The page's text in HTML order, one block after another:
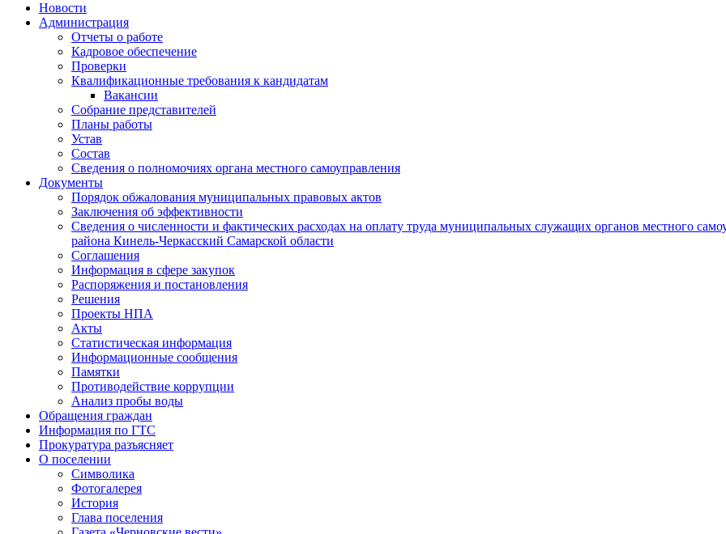
Новости
Администрация
Отчеты о работе
Кадровое обеспечение
Проверки
Квалификационные требования к кандидатам
Вакансии
Собрание представителей
Планы работы
Устав
Состав
Сведения о полномочиях органа местного самоуправления
Документы
Порядок обжалования муниципальных правовых актов
Заключения об эффективности
Сведения о численности и фактических расходах на оплату труда муниципальных служащих органов местного
района Кинель-Черкасский Самарской области
Соглашения
Информация в сфере закупок
Распоряжения и постановления
Решения
Проекты НПА
Акты
Статистическая информация
Информационные сообщения
Памятки
Противодействие коррупции
Анализ пробы воды
Обращения граждан
Информация по ГТС
Прокуратура разъясняет
О поселении
Символика
Фотогалерея
История
Глава поселения